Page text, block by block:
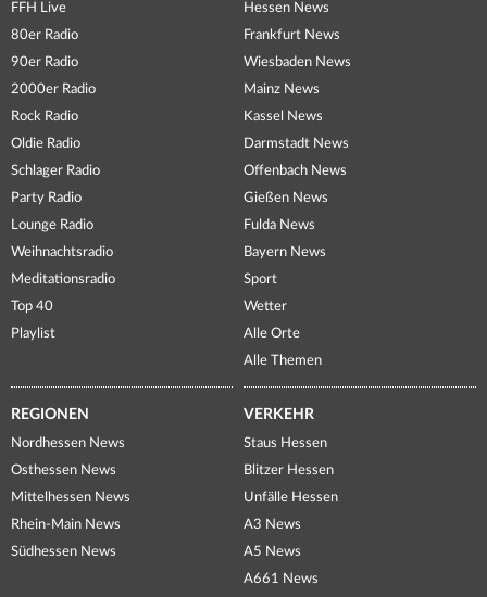
FFH Live
80er Radio
90er Radio
2000er Radio
Rock Radio
Oldie Radio
Schlager Radio
Party Radio
Lounge Radio
Weihnachtsradio
Meditationsradio
Top 40
Playlist
Hessen News
Frankfurt News
Wiesbaden News
Mainz News
Kassel News
Darmstadt News
Offenbach News
Gießen News
Fulda News
Bayern News
Sport
Wetter
Alle Orte
Alle Themen
REGIONEN
Nordhessen News
Osthessen News
Mittelhessen News
Rhein-Main News
Südhessen News
VERKEHR
Staus Hessen
Blitzer Hessen
Unfälle Hessen
A3 News
A5 News
A661 News